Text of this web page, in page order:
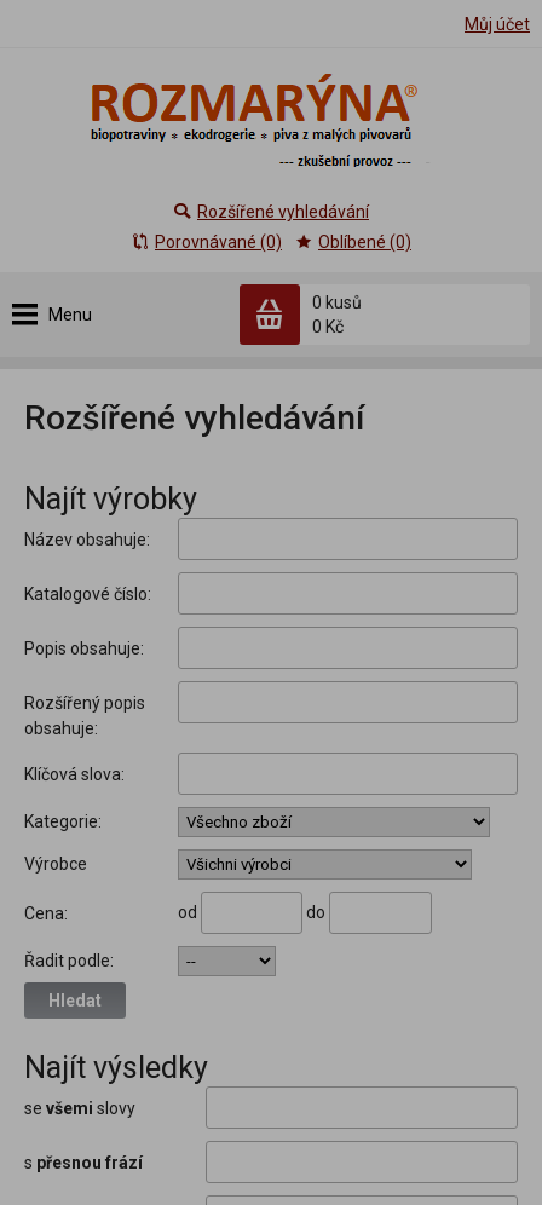
Můj účet
Menu
0 kusů
0 Kč
Rozšířené vyhledávání
Porovnávané (0)
Oblíbené (0)
Rozšířené vyhledávání
Najít výrobky
Název obsahuje:
Katalogové číslo:
Popis obsahuje:
Rozšířený popis
obsahuje:
Klíčová slova:
Kategorie:
Výrobce
Cena: od do
Řadit podle:
Hledat
Najít výsledky
se všemi slovy
s přesnou frází